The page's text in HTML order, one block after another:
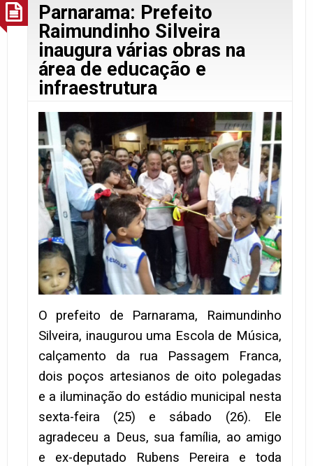
Parnarama: Prefeito
Raimundinho Silveira
inaugura várias obras na
área de educação e
infraestrutura
O prefeito de Parnarama, Raimundinho
Silveira, inaugurou uma Escola de Música,
calçamento da rua Passagem Franca,
dois poços artesianos de oito polegadas
e a iluminação do estádio municipal nesta
sexta-feira (25) e sábado (26). Ele
agradeceu a Deus, sua família, ao amigo
e ex-deputado Rubens Pereira e toda